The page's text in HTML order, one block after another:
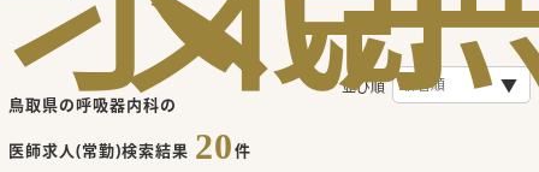
鳥取県の呼吸器内科の
医師求人(常勤)検索結果 20件
並び順